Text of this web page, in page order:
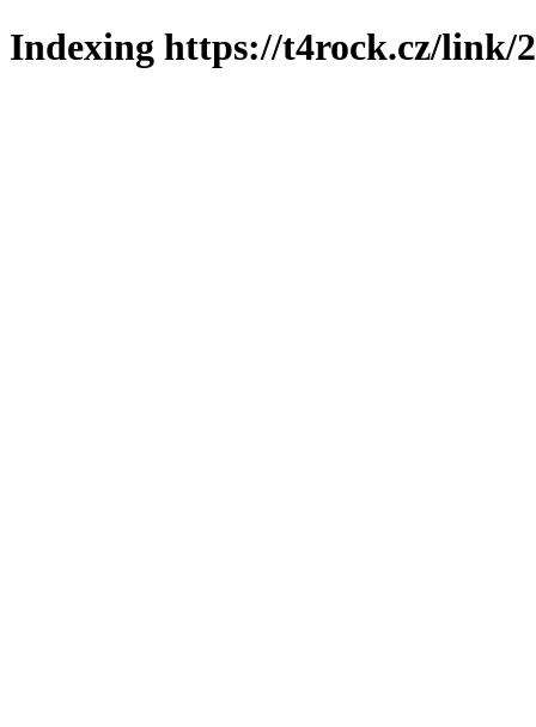
Indexing https://t4rock.cz/link/